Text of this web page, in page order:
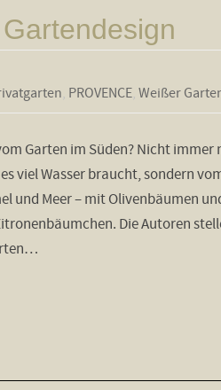
, PROVENCE,Weißer
Garten im Süden? Nicht immer
viel Wasser braucht, sondern
und Meer – mit Olivenbäumen
Die Autoren